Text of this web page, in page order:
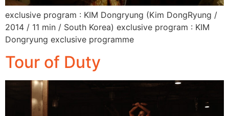
exclusive program : KIM Dongryung (Kim DongRyung /
2014 / 11 min / South Korea) exclusive program : KIM
Dongryung exclusive programme
Tour of Duty